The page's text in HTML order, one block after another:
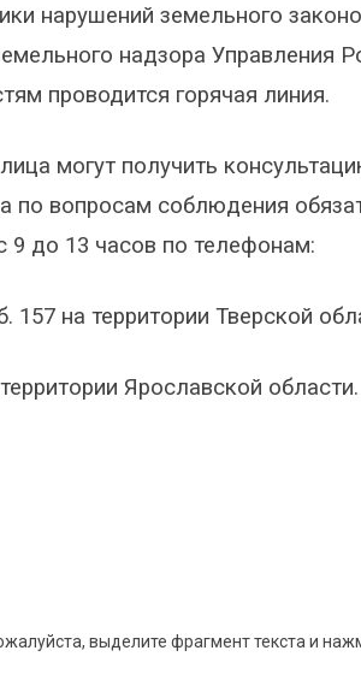
нарушений земельного
надзора Управления
проводится горячая линия.
могут получить
по вопросам соблюдения
9 до 13 часов по телефонам:
157 на территории Тверской
Ярославской области.
выделите фрагмент текста и